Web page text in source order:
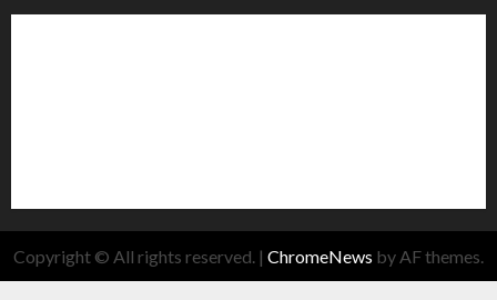
Copyright © All rights reserved. | ChromeNews by AF themes.